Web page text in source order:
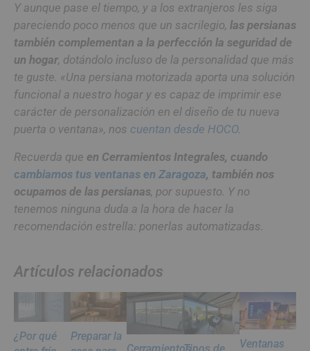
Y aunque pase el tiempo, y a los extranjeros les siga
pareciendo poco menos que un sacrilegio, las persianas
también complementan a la perfección la seguridad de
un hogar, dotándolo incluso de la personalidad que más
te guste. «Una persiana motorizada aporta una solución
funcional a nuestro hogar y es capaz de imprimir ese
carácter de personalización en el diseño de tu nueva
puerta o ventana», nos cuentan desde HOCO.
Recuerda que en Cerramientos Integrales, cuando
cambiamos tus ventanas en Zaragoza, también nos
ocupamos de las persianas, por supuesto. Y no
tenemos ninguna duda a la hora de hacer la
recomendación estrella: ponerlas automatizadas.
Artículos relacionados
¿Por qué
Preparar la
Ventanas